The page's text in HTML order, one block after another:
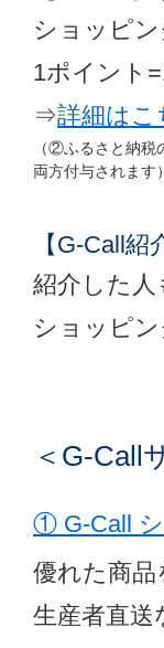
ショッピ
1ポイント
⇒詳細はこ
（②ふるさと納税
両方付与されます）
【G-Call紹
紹介した
ショッピ
＜G-Call
① G-Call
優れた商品
生産者直送